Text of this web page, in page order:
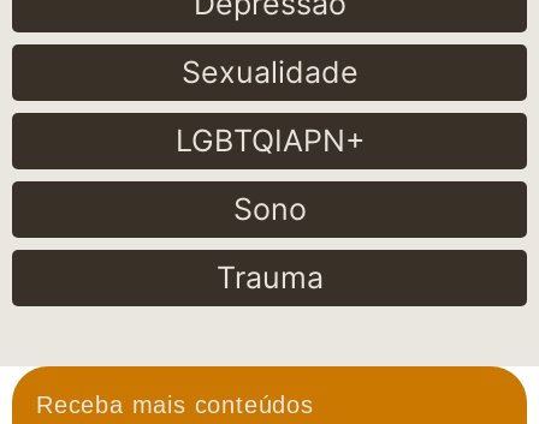
Sexualidade
LGBTQIAPN+
Sono
Trauma
Receba mais conteúdos